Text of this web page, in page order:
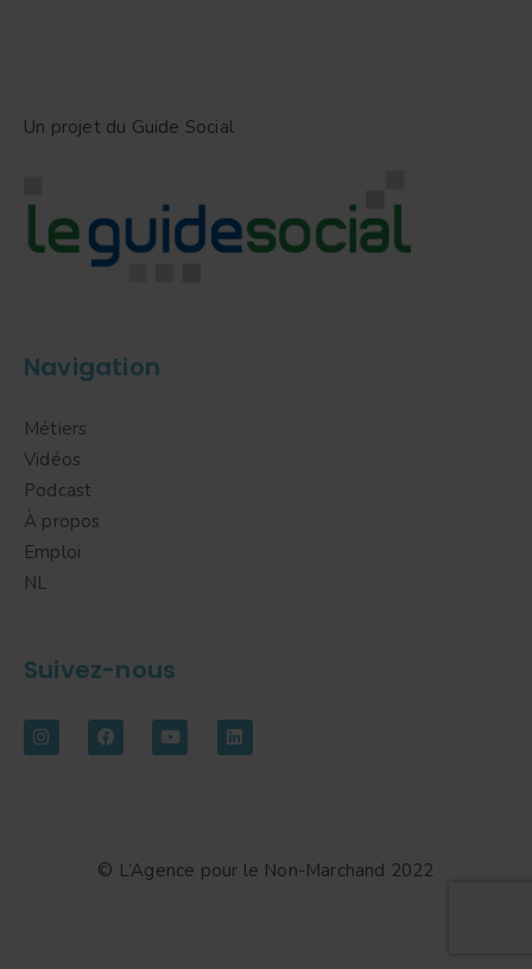
Un projet du Guide Social
Navigation
Métiers
Vidéos
Podcast
À propos
Emploi
NL
Suivez-nous
© L’Agence pour le Non-Marchand 2022